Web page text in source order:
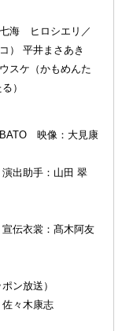
海 ヒロシエリ／
） 平井まさあき
スケ（かもめんた
）
映像：大見康
出助手：山田 翠
伝衣裳：髙木阿友
ン放送）
々木康志